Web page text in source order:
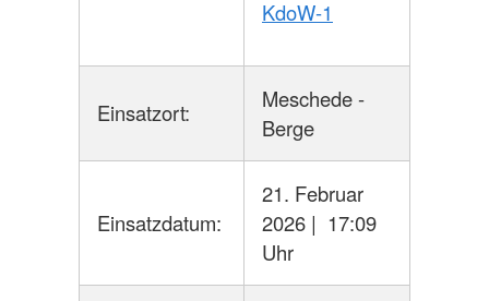
KdoW-1
Einsatzort:
Meschede -
Berge
Einsatzdatum:
21. Februar
2026 | 17:09
Uhr